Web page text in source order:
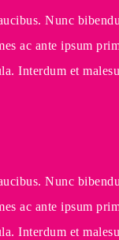
Nunc
ac ante ipsum
Interdum et
Nunc
ac ante ipsum
Interdum et